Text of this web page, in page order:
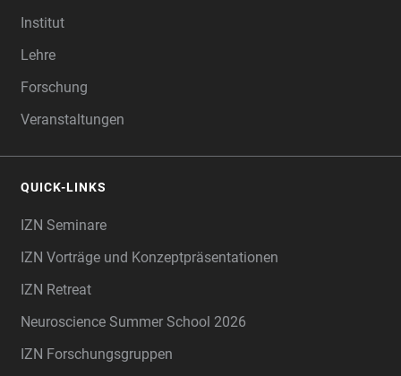
Institut
Lehre
Forschung
Veranstaltungen
QUICK-LINKS
IZN Seminare
IZN Vorträge und Konzeptpräsentationen
IZN Retreat
Neuroscience Summer School 2026
IZN Forschungsgruppen